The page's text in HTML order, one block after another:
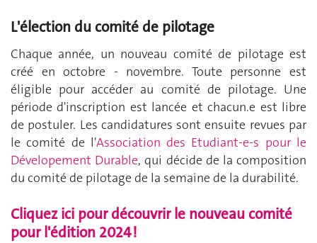
L'élection du comité de pilotage
Chaque année, un nouveau comité de pilotage est
créé en octobre - novembre. Toute personne est
éligible pour accéder au comité de pilotage. Une
période d'inscription est lancée et chacun.e est libre
de postuler. Les candidatures sont ensuite revues par
le comité de l'Association des Etudiant-e-s pour le
Dévelopement Durable, qui décide de la composition
du comité de pilotage de la semaine de la durabilité.
Cliquez ici pour découvrir le nouveau comité
pour l'édition 2024 !